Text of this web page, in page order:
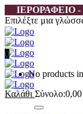
ΙΕΡΟΡΑΦΕΙΟ
Επιλέξτε μια
0
No products
Καλάθι Σύνολο:0,00